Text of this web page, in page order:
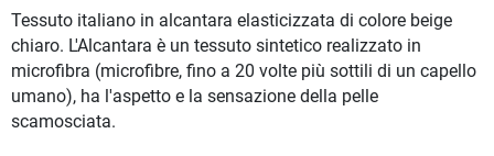
Tessuto italiano in alcantara elasticizzata di colore beige
chiaro. L'Alcantara è un tessuto sintetico realizzato in
microfibra (microfibre, fino a 20 volte più sottili di un capello
umano), ha l'aspetto e la sensazione della pelle
scamosciata.